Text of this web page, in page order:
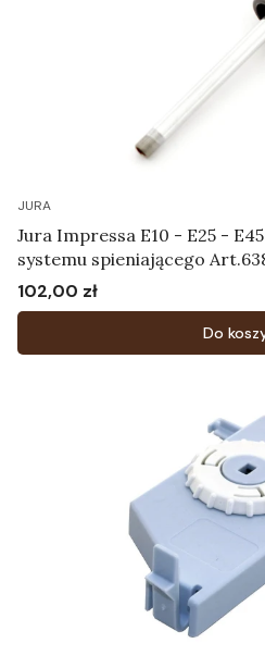
JURA
Jura Impressa E10 - E25 - E45 - E80
systemu spieniającego
Cena
102,00 zł
Do